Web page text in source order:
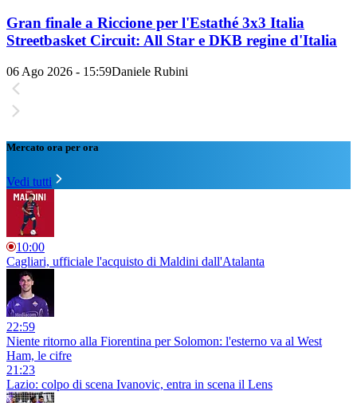
Gran finale a Riccione per l'Estathé 3x3 Italia
Streetbasket Circuit: All Star e DKB regine d'Italia
06 Ago 2026 - 15:59Daniele Rubini
Mercato ora per ora
Vedi tutti
10:00
Cagliari, ufficiale l'acquisto di Maldini dall'Atalanta
22:59
Niente ritorno alla Fiorentina per Solomon: l'esterno va al West
Ham, le cifre
21:23
Lazio: colpo di scena Ivanovic, entra in scena il Lens